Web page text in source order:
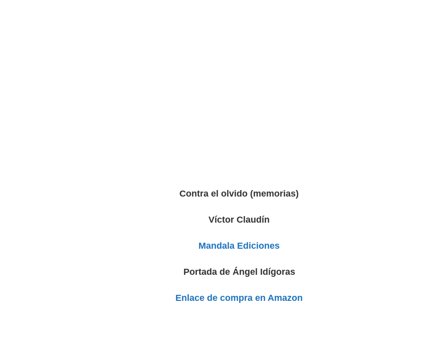
Contra el olvido (memorias)
Víctor Claudín
Mandala Ediciones
Portada de Ángel Idígoras
Enlace de compra en Amazon